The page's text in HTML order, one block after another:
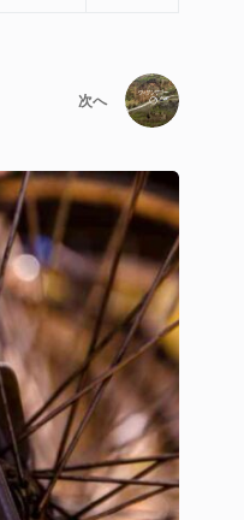
次へ